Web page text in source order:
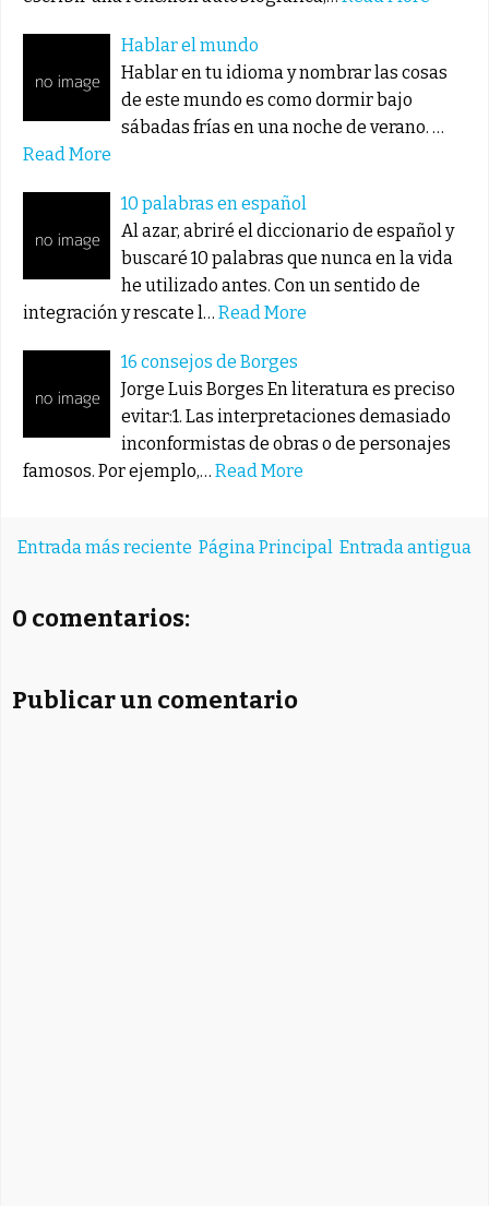
Hablar el mundo
Hablar en tu idioma y nombrar las cosas
de este mundo es como dormir bajo
sábadas frías en una noche de verano. …
Read More
10 palabras en español
Al azar, abriré el diccionario de español y
buscaré 10 palabras que nunca en la vida
he utilizado antes. Con un sentido de
integración y rescate l… Read More
16 consejos de Borges
Jorge Luis Borges En literatura es preciso
evitar:1. Las interpretaciones demasiado
inconformistas de obras o de personajes
famosos. Por ejemplo,… Read More
Entrada más reciente Entrada antigua
Página Principal
0 comentarios:
Publicar un comentario